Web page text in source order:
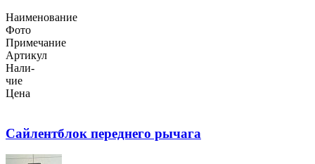
Наименование
Фото
Примечание
Артикул
Нали-
чие
Цена
Сайлентблок переднего рычага